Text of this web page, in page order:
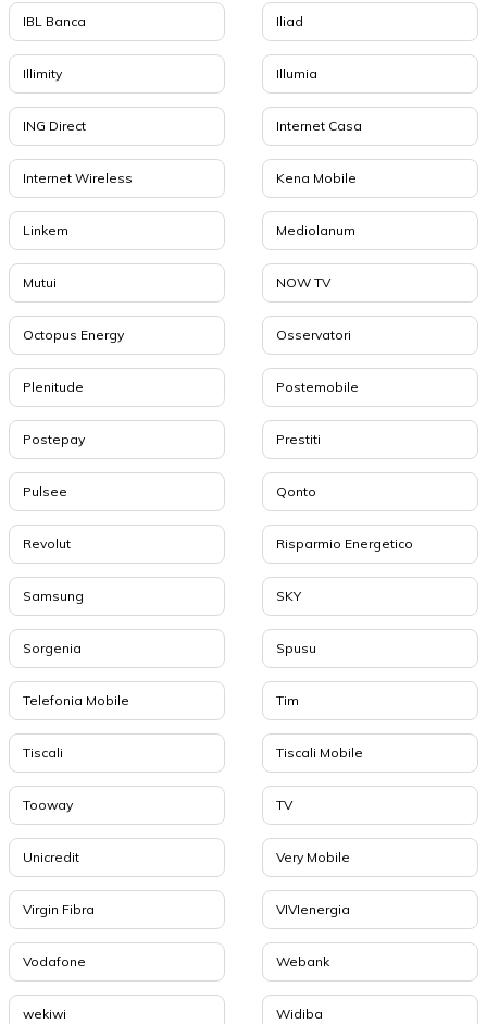
IBL Banca Iliad
Illimity Illumia
ING Direct Internet Casa
Internet Wireless Kena Mobile
Linkem Mediolanum
Mutui NOW TV
Octopus Energy Osservatori
Plenitude Postemobile
Postepay Prestiti
Pulsee Qonto
Revolut Risparmio Energetico
Samsung SKY
Sorgenia Spusu
Telefonia Mobile Tim
Tiscali Tiscali Mobile
Tooway TV
Unicredit Very Mobile
Virgin Fibra VIVIenergia
Vodafone Webank
wekiwi Widiba